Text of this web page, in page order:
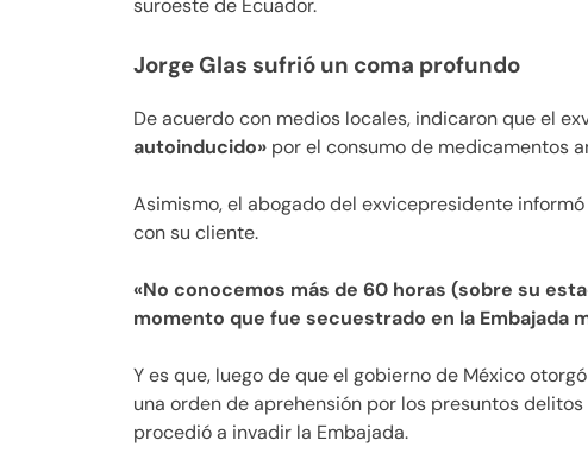
suroeste de Ecuador.
Jorge Glas sufrió un coma profundo
De acuerdo con medios locales, indicaron que el
autoinducido» por el consumo de medicamentos
Asimismo, el abogado del exvicepresidente
con su cliente.
«No conocemos más de 60 horas (sobre su
momento que fue secuestrado en la Embajada
Y es que, luego de que el gobierno de México
una orden de aprehensión por los presuntos
procedió a invadir la Embajada.